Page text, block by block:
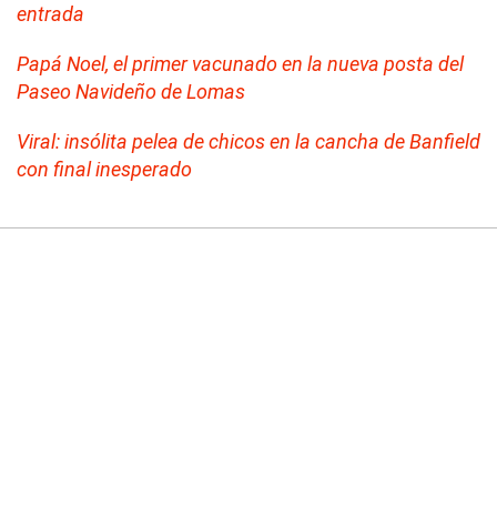
entrada
Papá Noel, el primer vacunado en la nueva posta del
Paseo Navideño de Lomas
Viral: insólita pelea de chicos en la cancha de Banfield
con final inesperado